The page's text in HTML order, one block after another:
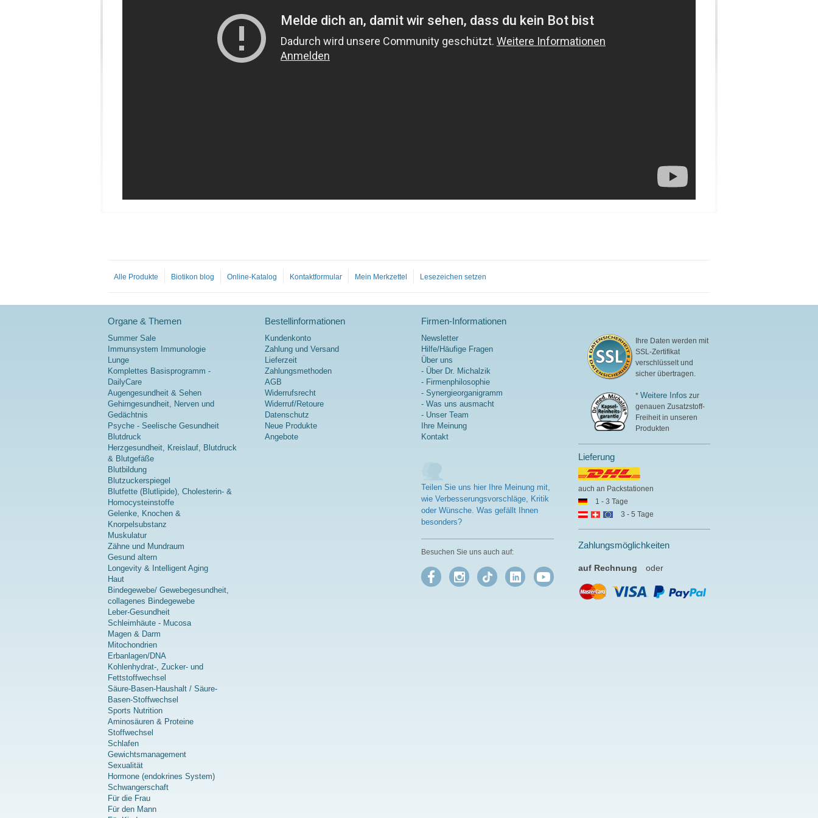
Alle Produkte Biotikon blog Online-Katalog Kontaktformular Mein Merkzettel Lesezeichen setzen
Organe & Themen
Summer Sale
Immunsystem Immunologie
Lunge
Komplettes Basisprogramm -
DailyCare
Augengesundheit & Sehen
Gehirngesundheit, Nerven und
Gedächtnis
Psyche - Seelische Gesundheit
Blutdruck
Herzgesundheit, Kreislauf, Blutdruck
& Blutgefäße
Blutbildung
Blutzuckerspiegel
Blutfette (Blutlipide), Cholesterin- &
Homocysteinstoffe
Gelenke, Knochen &
Knorpelsubstanz
Muskulatur
Zähne und Mundraum
Gesund altern
Longevity & Intelligent Aging
Haut
Bindegewebe/ Gewebegesundheit,
collagenes Bindegewebe
Leber-Gesundheit
Schleimhäute - Mucosa
Magen & Darm
Mitochondrien
Erbanlagen/DNA
Kohlenhydrat-, Zucker- und
Fettstoffwechsel
Säure-Basen-Haushalt / Säure-
Basen-Stoffwechsel
Sports Nutrition
Aminosäuren & Proteine
Stoffwechsel
Schlafen
Gewichtsmanagement
Sexualität
Hormone (endokrines System)
Schwangerschaft
Für die Frau
Für den Mann
Bestellinformationen
Kundenkonto
Zahlung und Versand
Lieferzeit
Zahlungsmethoden
AGB
Widerrufsrecht
Widerruf/Retoure
Datenschutz
Neue Produkte
Angebote
Firmen-Informationen
Newsletter
Hilfe/Häufige Fragen
Über uns
- Über Dr. Michalzik
- Firmenphilosophie
- Synergieorganigramm
- Was uns ausmacht
- Unser Team
Ihre Meinung
Kontakt
Teilen Sie uns hier Ihre Meinung mit,
wie Verbesserungsvorschläge, Kritik
oder Wünsche. Was gefällt Ihnen
besonders?
Besuchen Sie uns auch auf:
Ihre Daten werden mit
SSL-Zertifikat
verschlüsselt und
sicher übertragen.
*Weitere Infos zur
genauen Zusatzstoff-
Freiheit in unseren
Produkten
Lieferung
auch an Packstationen
1 - 3 Tage
3 - 5 Tage
Zahlungsmöglichkeiten
auf Rechnung oder